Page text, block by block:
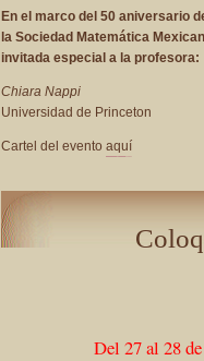
En el marco del 50 aniversario
la Sociedad Matemática
invitada especial a la profesora:
Chiara Nappi
Universidad de Princeton
Cartel del evento aquí
Del 27 al 28